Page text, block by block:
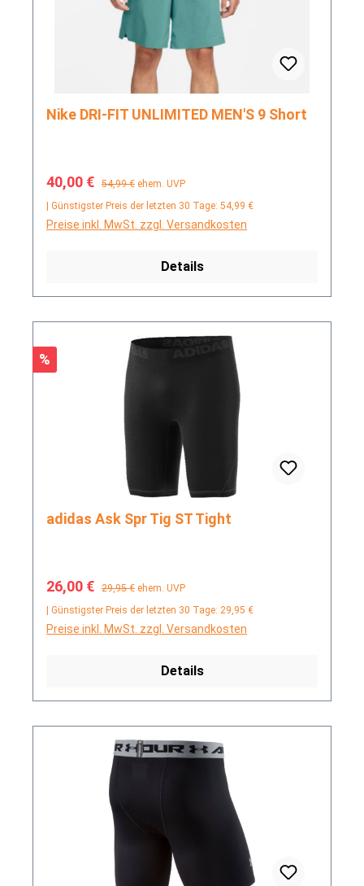
Nike DRI-FIT UNLIMITED MEN'S 9 Short
Verkaufspreis:
40,00 € Regulärer Preis:
54,99 € ehem. UVP
| Günstigster Preis der letzten 30 Tage: 54,99 €
Preise inkl. MwSt. zzgl. Versandkosten
Details
Rabatt
%
adidas Ask Spr Tig ST Tight
Verkaufspreis:
26,00 € Regulärer Preis:
29,95 € ehem. UVP
| Günstigster Preis der letzten 30 Tage: 29,95 €
Preise inkl. MwSt. zzgl. Versandkosten
Details